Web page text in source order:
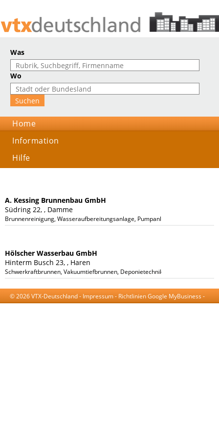
Was
Wo
Home
Information
Hilfe
A. Kessing Brunnenbau GmbH
Südring 22, , Damme
Brunnenreinigung, Wasseraufbereitungsanlage, Pumpanlagen,
Hölscher Wasserbau GmbH
Hinterm Busch 23, , Haren
Schwerkraftbrunnen, Vakuumtiefbrunnen, Deponietechnik,
© 2026 VTX-Deutschland - Impressum- Richtlinien Google MyBusiness -
AGB-Datenschutzerklärung